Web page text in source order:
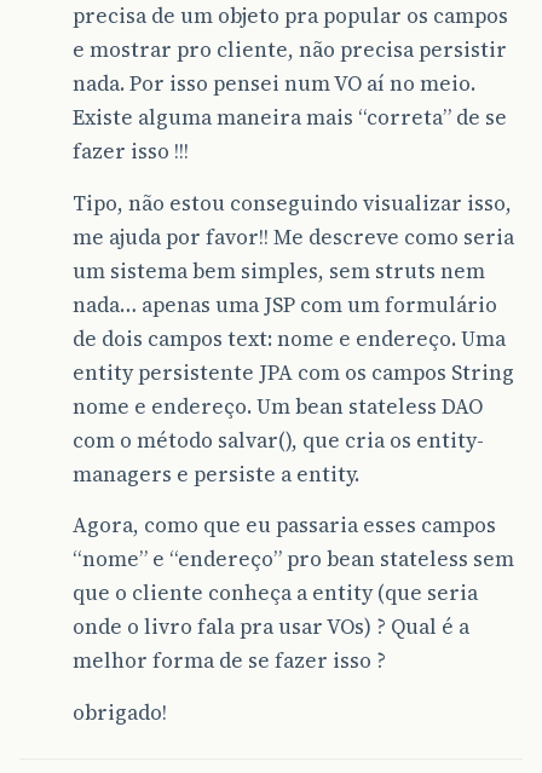
precisa de um objeto pra popular os campos
e mostrar pro cliente, não precisa persistir
nada. Por isso pensei num VO aí no meio.
Existe alguma maneira mais “correta” de se
fazer isso !!!
Tipo, não estou conseguindo visualizar isso,
me ajuda por favor!! Me descreve como seria
um sistema bem simples, sem struts nem
nada… apenas uma JSP com um formulário
de dois campos text: nome e endereço. Uma
entity persistente JPA com os campos String
nome e endereço. Um bean stateless DAO
com o método salvar(), que cria os entity-
managers e persiste a entity.
Agora, como que eu passaria esses campos
“nome” e “endereço” pro bean stateless sem
que o cliente conheça a entity (que seria
onde o livro fala pra usar VOs) ? Qual é a
melhor forma de se fazer isso ?
obrigado!